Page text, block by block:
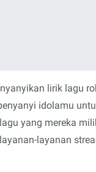
lirik lagu
idolamu
yang mereka
layanan